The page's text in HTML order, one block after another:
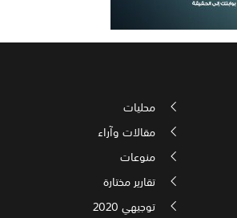
محليات
مقالات وآراء
منوعات
تقارير مختارة
توجيهي 2020